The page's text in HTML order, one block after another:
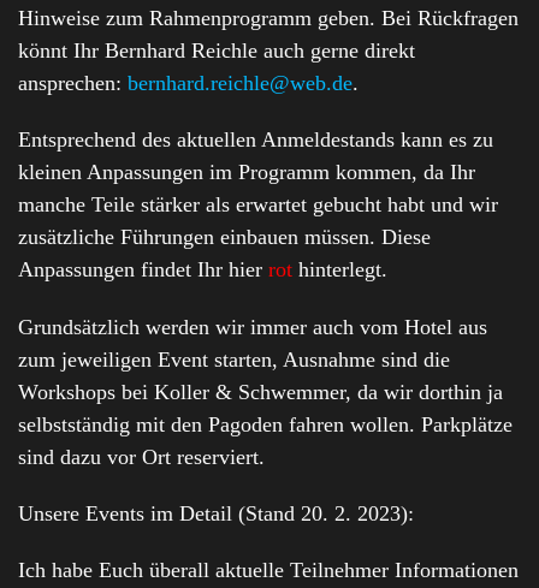
Hinweise zum Rahmenprogramm geben. Bei Rückfragen
könnt Ihr Bernhard Reichle auch gerne direkt
ansprechen: bernhard.reichle@web.de.
Entsprechend des aktuellen Anmeldestands kann es zu
kleinen Anpassungen im Programm kommen, da Ihr
manche Teile stärker als erwartet gebucht habt und wir
zusätzliche Führungen einbauen müssen. Diese
Anpassungen findet Ihr hier rot hinterlegt.
Grundsätzlich werden wir immer auch vom Hotel aus
zum jeweiligen Event starten, Ausnahme sind die
Workshops bei Koller & Schwemmer, da wir dorthin ja
selbstständig mit den Pagoden fahren wollen. Parkplätze
sind dazu vor Ort reserviert.
Unsere Events im Detail (Stand 20. 2. 2023):
Ich habe Euch überall aktuelle Teilnehmer Informationen